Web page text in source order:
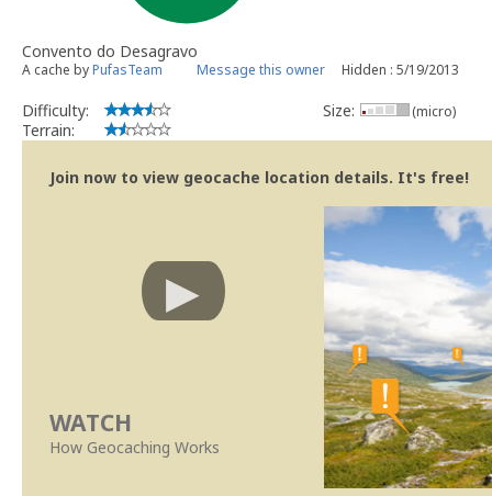
Convento do Desagravo
A cache byPufasTeam Message this owner Hidden : 5/19/2013
Difficulty:
Terrain:
Size: (micro)
Join now to view geocache location details. It's free!
WATCH
How Geocaching Works